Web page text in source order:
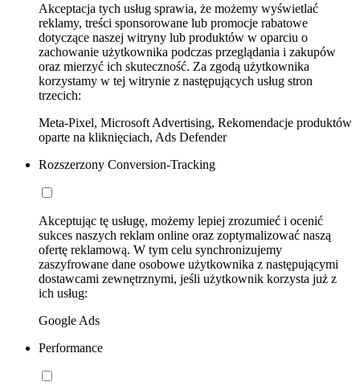
Akceptacja tych usług sprawia, że możemy wyświetlać
reklamy, treści sponsorowane lub promocje rabatowe
dotyczące naszej witryny lub produktów w oparciu o
zachowanie użytkownika podczas przeglądania i zakupów
oraz mierzyć ich skuteczność. Za zgodą użytkownika
korzystamy w tej witrynie z następujących usług stron
trzecich:
Meta-Pixel, Microsoft Advertising, Rekomendacje produktów
oparte na kliknięciach, Ads Defender
Rozszerzony Conversion-Tracking
Akceptując tę usługę, możemy lepiej zrozumieć i ocenić
sukces naszych reklam online oraz zoptymalizować naszą
ofertę reklamową. W tym celu synchronizujemy
zaszyfrowane dane osobowe użytkownika z następującymi
dostawcami zewnętrznymi, jeśli użytkownik korzysta już z
ich usług:
Google Ads
Performance